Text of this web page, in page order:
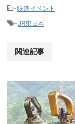
-鉄道イベント
-JR東日本
関連記事